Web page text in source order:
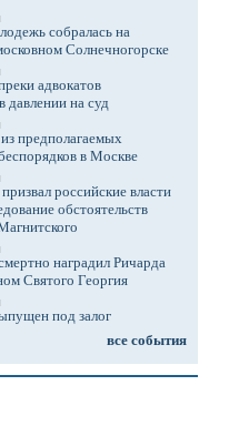
собралась на
Солнечногорске
адвокатов
давлении на суд
предполагаемых
в Москве
российские власти
обстоятельств
наградил Ричарда
Святого Георгия
под залог
все события